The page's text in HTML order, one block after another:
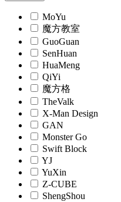
MoYu
魔方教室
GuoGuan
SenHuan
HuaMeng
QiYi
魔方格
TheValk
X-Man Design
GAN
Monster Go
Swift Block
YJ
YuXin
Z-CUBE
ShengShou